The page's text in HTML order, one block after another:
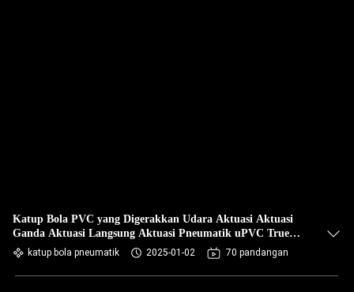
Katup Bola PVC yang Digerakkan Udara Aktuasi Aktuasi
Ganda Aktuasi Langsung Aktuasi Pneumatik uPVC True
Union Ball Valve
katup bola pneumatik 2025-01-02 70 pandangan